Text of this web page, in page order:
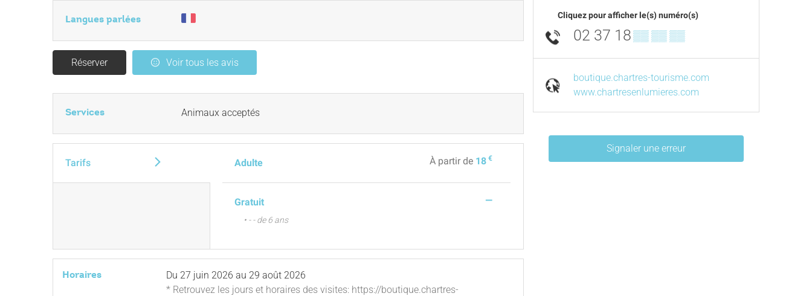
Langues parlées
Réserver Voir tous les avis
Services Animaux acceptés
Tarifs Adulte À partir de 18 €
Gratuit —
• - - de 6 ans
Horaires Du 27 juin 2026 au 29 août 2026
* Retrouvez les jours et horaires des visites: https://boutique.chartres-
Cliquez pour afficher le(s) numéro(s)
02 37 18▒▒ ▒▒ ▒▒
boutique.chartres-tourisme.com
www.chartresenlumieres.com
Signaler une erreur